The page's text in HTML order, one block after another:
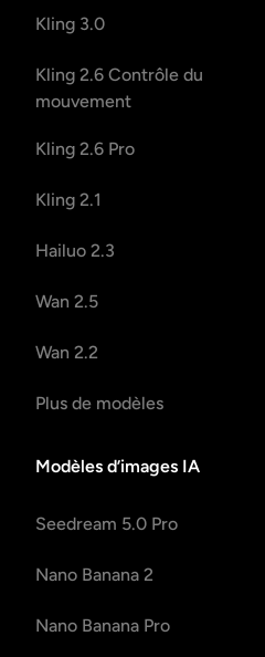
Kling 3.0
Kling 2.6 Contrôle du
mouvement
Kling 2.6 Pro
Kling 2.1
Hailuo 2.3
Wan 2.5
Wan 2.2
Plus de modèles
Modèles d’images IA
Seedream 5.0 Pro
Nano Banana 2
Nano Banana Pro